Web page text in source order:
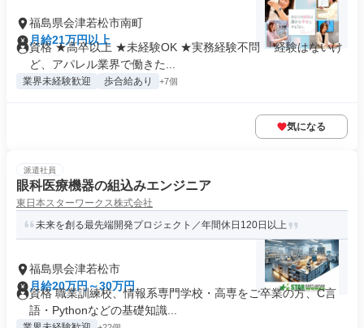
福島県会津若松市南町
月給21万円以上
資格 ★高卒以上 ★未経験OK ★実務経験不問 「経験はないけ
ど、アパレル業界で働きた...
業界未経験歓迎 歩合給あり +7個
気になる
派遣社員
眼科医療機器の組込みエンジニア
東日本スターワークス株式会社
未来を創る最先端開発プロジェクト／年間休日120日以上
福島県会津若松市
月給20万円～30万円
資格 職業訓練校、情報系専門学校・高専をご卒業の方、C言
語・Pythonなどの基礎知識...